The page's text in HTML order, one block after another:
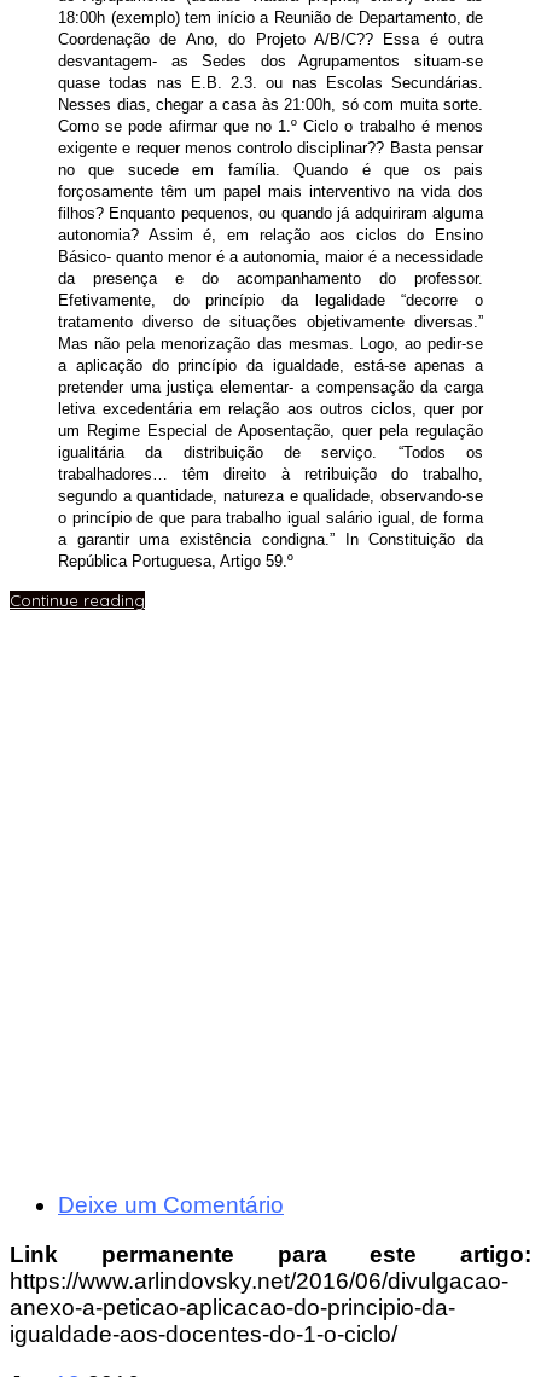
18:00h (exemplo) tem início a Reunião de Departamento, de
Coordenação de Ano, do Projeto A/B/C?? Essa é outra
desvantagem- as Sedes dos Agrupamentos situam-se
quase todas nas E.B. 2.3. ou nas Escolas Secundárias.
Nesses dias, chegar a casa às 21:00h, só com muita sorte.
Como se pode afirmar que no 1.º Ciclo o trabalho é menos
exigente e requer menos controlo disciplinar?? Basta pensar
no que sucede em família. Quando é que os pais
forçosamente têm um papel mais interventivo na vida dos
filhos? Enquanto pequenos, ou quando já adquiriram alguma
autonomia? Assim é, em relação aos ciclos do Ensino
Básico- quanto menoré a autonomia, maior é a necessidade
da presença e do acompanhamento do professor.
Efetivamente, do princípio da legalidade“decorre o
tratamento diverso de situações objetivamente diversas.”
Mas não pela menorização das mesmas. Logo, ao pedir-se
a aplicação do princípio da igualdade, está-se apenas a
pretender uma justiça elementar- a compensação da carga
letiva excedentáriaem relação aos outros ciclos, quer por
um Regime Especial de Aposentação, quer pela regulação
igualitária da distribuição de serviço. “Todos os
trabalhadores… têm direito à retribuição do trabalho,
segundo a quantidade, natureza e qualidade, observando-se
o princípio de que para trabalho igual salário igual, de forma
a garantir uma existência condigna.”In Constituição da
República Portuguesa, Artigo 59.º
Continue reading
Deixe um Comentário
Link permanente para este artigo:
https://www.arlindovsky.net/2016/06/divulgacao-
anexo-a-peticao-aplicacao-do-principio-da-
igualdade-aos-docentes-do-1-o-ciclo/